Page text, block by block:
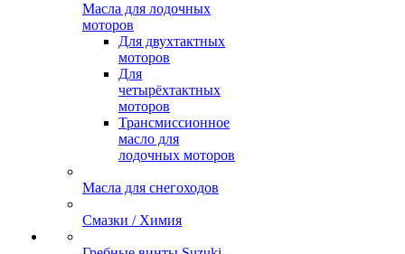
Масла для лодочных
моторов
Для двухтактных
моторов
Для
четырёхтактных
моторов
Трансмиссионное
масло для
лодочных моторов
Масла для снегоходов
Смазки / Химия